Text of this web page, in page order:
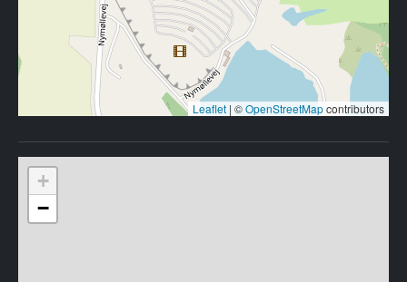
Leaflet | ©OpenStreetMapcontributors
+
−